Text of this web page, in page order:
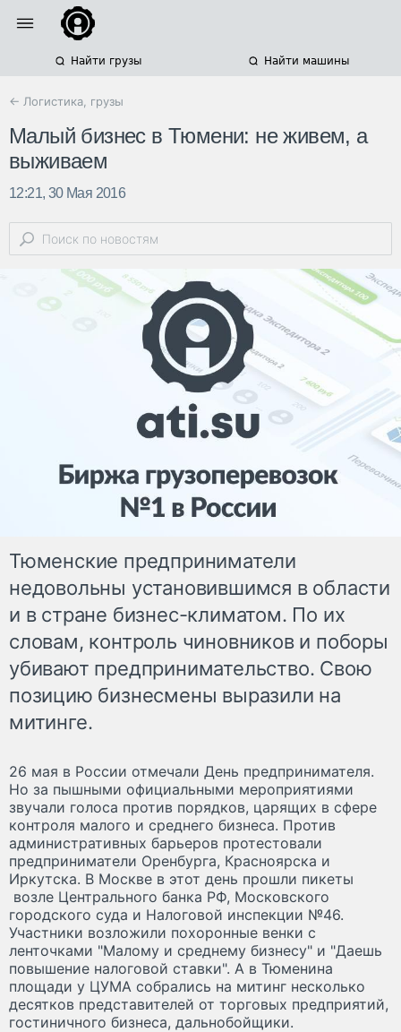
Найти грузы Найти машины
← Логистика, грузы
Малый бизнес в Тюмени: не живем, а
выживаем
12:21, 30 Мая 2016
Тюменские предприниматели
недовольны установившимся в области
и в стране бизнес-климатом. По их
словам, контроль чиновников и поборы
убивают предпринимательство. Свою
позицию бизнесмены выразили на
митинге.
26 мая в России отмечали День предпринимателя.
Но за пышными официальными мероприятиями
звучали голоса против порядков, царящих в сфере
контроля малого и среднего бизнеса. Против
административных барьеров протестовали
предприниматели Оренбурга, Красноярска и
Иркутска. В Москве в этот день прошли пикеты
возле Центрального банка РФ, Московского
городского суда и Налоговой инспекции №46.
Участники возложили похоронные венки с
ленточками "Малому и среднему бизнесу" и "Даешь
повышение налоговой ставки". А в Тюменина
площади у ЦУМА собрались на митинг несколько
десятков представителей от торговых предприятий,
гостиничного бизнеса, дальнобойщики.